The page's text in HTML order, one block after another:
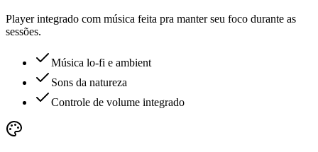
Player integrado com música feita pra manter seu foco durante as
sessões.
Música lo-fi e ambient
Sons da natureza
Controle de volume integrado